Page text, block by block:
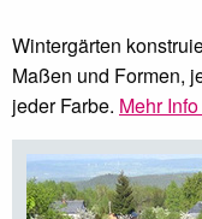
Wintergärten
Maßen und Formen,
jeder Farbe. Mehr Info